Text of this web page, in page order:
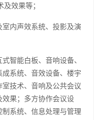
效果等；
内声效系统、投影及演
智能白板、音响设备、
系统、音效设备、楼宇
技术、音响及公共会议
果；多方协作会议设
系统、信息处理与管理